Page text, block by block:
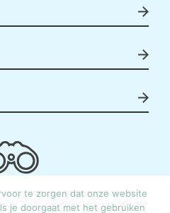
| KvK: 30246306 | Btw:
Algemene Voorwaarden
te zorgen dat onze website
je doorgaat met het gebruiken